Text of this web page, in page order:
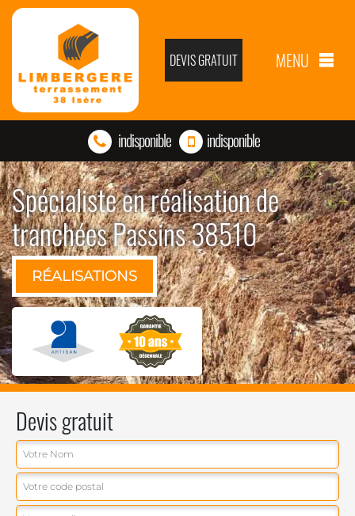
DEVIS GRATUIT MENU
indisponible indisponible
Spécialiste en réalisation de
tranchées Passins 38510
RÉALISATIONS
Devis gratuit